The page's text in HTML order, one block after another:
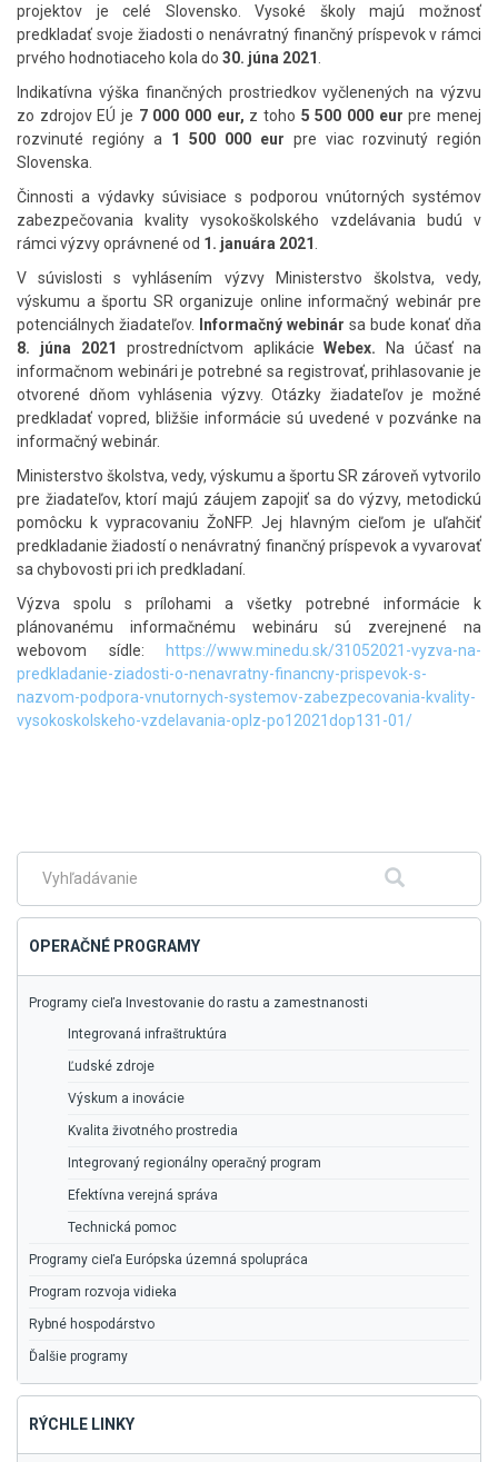
projektov je celé Slovensko. Vysoké školy majú možnosť
predkladať svoje žiadosti o nenávratný finančný príspevok v rámci
prvého hodnotiaceho kola do 30. júna 2021 .
Indikatívna výška finančných prostriedkov vyčlenených na výzvu
zo zdrojov EÚ je 7 000 000 eur, z toho 5 500 000 eur pre menej
rozvinuté regióny a 1 500 000 eur pre viac rozvinutý región
Slovenska.
Činnosti a výdavky súvisiace s podporou vnútorných systémov
zabezpečovania kvality vysokoškolského vzdelávania budú v
rámci výzvy oprávnené od 1. januára 2021 .
V súvislosti s vyhlásením výzvy Ministerstvo školstva, vedy,
výskumu a športu SR organizuje online informačný webinár pre
potenciálnych žiadateľov.
Informačný webinár sa bude konať dňa
8. júna 2021 prostredníctvom aplikácie Webex. Na účasť na
informačnom webinári je potrebné sa registrovať, prihlasovanie je
otvorené dňom vyhlásenia výzvy. Otázky žiadateľov je možné
predkladať vopred, bližšie informácie sú uvedené v pozvánke na
informačný webinár.
Ministerstvo školstva, vedy, výskumu a športu SR zároveň vytvorilo
pre žiadateľov, ktorí majú záujem zapojiť sa do výzvy, metodickú
pomôcku k vypracovaniu ŽoNFP. Jej hlavným cieľom je uľahčiť
predkladanie žiadostí o nenávratný finančný príspevok a vyvarovať
sa chybovosti pri ich predkladaní.
Výzva spolu s prílohami a všetky potrebné informácie k
plánovanému informačnému webináru sú zverejnené na
webovom sídle:
https://www.minedu.sk/31052021-vyzva-na-
predkladanie-ziadosti-o-nenavratny-financny-prispevok-s-
nazvom-podpora-vnutornych-systemov-zabezpecovania-kvality-
vysokoskolskeho-vzdelavania-oplz-po12021dop131-01/
hlavné
menu
Fulltextové
Hľadať
OPERAČNÉ PROGRAMY
Programy cieľa Investovanie do rastu a zamestnanosti
Integrovaná infraštruktúra
Ľudské zdroje
Výskum a inovácie
Kvalita životného prostredia
Integrovaný regionálny operačný program
Efektívna verejná správa
Technická pomoc
Programy cieľa Európska územná spolupráca
Program rozvoja vidieka
Rybné hospodárstvo
Ďalšie programy
RÝCHLE LINKY